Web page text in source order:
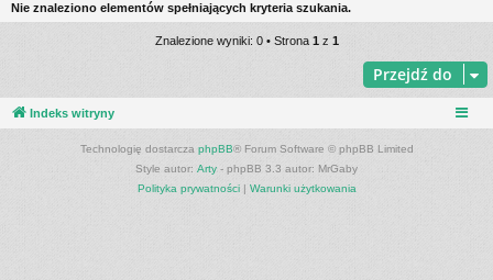
K si
Nie znaleziono elementów spełniających kryteria szukania.
Znalezione wyniki: 0 • Strona 1z 1
Przejdź do
Indeks witryny
Technologię dostarcza phpBB® Forum Software © phpBB Limited
Style autor: Arty - phpBB 3.3 autor: MrGaby
Polityka prywatności| Warunki użytkowania